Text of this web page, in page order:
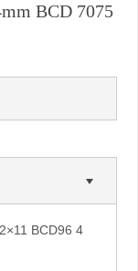
BCD 7075
BCD96 4